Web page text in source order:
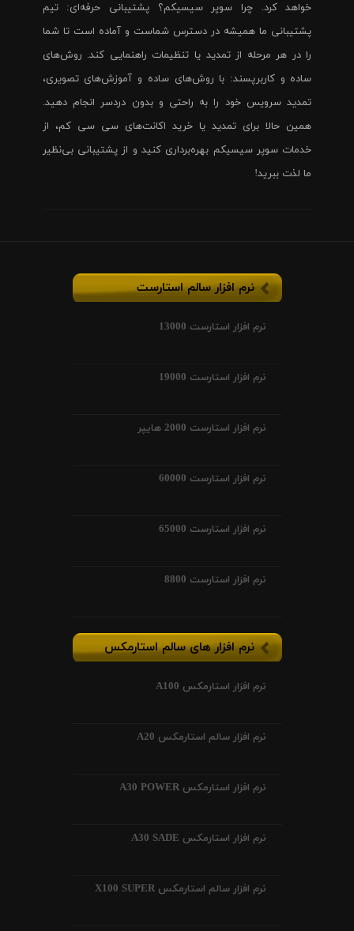
خواهد کرد. چرا سوپر سیسیکم؟ پشتیبانی حرفه‌ای: تیم
پشتیبانی ما همیشه در دسترس شماست و آماده است تا شما
را در هر مرحله از تمدید یا تنظیمات راهنمایی کند. روش‌های
ساده و کاربرپسند: با روش‌های ساده و آموزش‌های تصویری،
تمدید سرویس خود را به راحتی و بدون دردسر انجام دهید.
همین حالا برای تمدید یا خرید اکانت‌های سی سی کم، از
خدمات سوپر سیسیکم بهره‌برداری کنید و از پشتیبانی بی‌نظیر
ما لذت ببرید!
نرم افزار سالم استارست
نرم افزار استارست 13000
نرم افزار استارست 19000
نرم افزار استارست 2000 هایپر
نرم افزار استارست 60000
نرم افزار استارست 65000
نرم افزار استارست 8800
نرم افزار های سالم استارمکس
نرم افزار استارمکس A100
نرم افزار سالم استارمکس A20
نرم افزار استارمکس A30 POWER
نرم افزار استارمکس A30 SADE
نرم افزار سالم استارمکس X100 SUPER